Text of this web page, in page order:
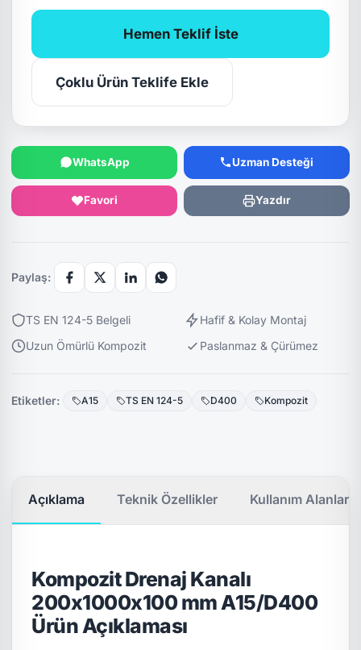
Hemen Teklif İste
Çoklu Ürün Teklife Ekle
WhatsApp Uzman Desteği
Favori Yazdır
Paylaş:
TS EN 124-5 Belgeli
Hafif & Kolay Montaj
Uzun Ömürlü Kompozit
Paslanmaz & Çürümez
Etiketler: A15 TS EN 124-5 D400 Kompozit
Açıklama Teknik Özellikler Kullanım Alanları
Kompozit Drenaj Kanalı
200x1000x100 mm A15/D400
Ürün Açıklaması